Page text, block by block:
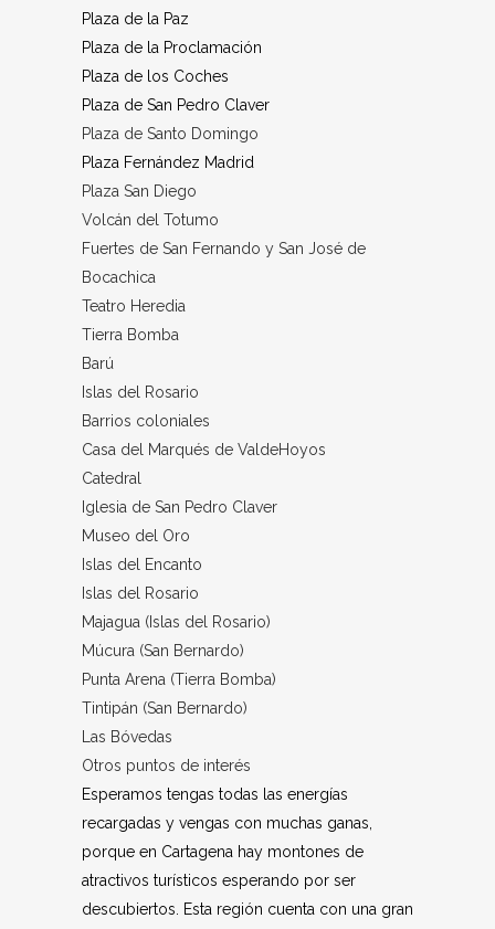
Plaza de la Paz
Plaza de la Proclamación
Plaza de los Coches
Plaza de San Pedro Claver
Plaza de Santo Domingo
Plaza Fernández Madrid
Plaza San Diego
Volcán del Totumo
Fuertes de San Fernando y San José de
Bocachica
Teatro Heredia
Tierra Bomba
Barú
Islas del Rosario
Barrios coloniales
Casa del Marqués de ValdeHoyos
Catedral
Iglesia de San Pedro Claver
Museo del Oro
Islas del Encanto
Islas del Rosario
Majagua (Islas del Rosario)
Múcura (San Bernardo)
Punta Arena (Tierra Bomba)
Tintipán (San Bernardo)
Las Bóvedas
Otros puntos de interés
Esperamos tengas todas las energías
recargadas y vengas con muchas ganas,
porque en Cartagena hay montones de
atractivos turísticos esperando por ser
descubiertos. Esta región cuenta con una gran